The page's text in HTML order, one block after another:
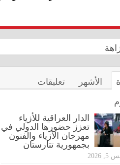
سنجار
الأشهر
تعليقات
الدار العراقية للأزياء
تعزز حضورها الدولي في
مهرجان الأزياء والفنون
بجمهورية تتارستان
2026